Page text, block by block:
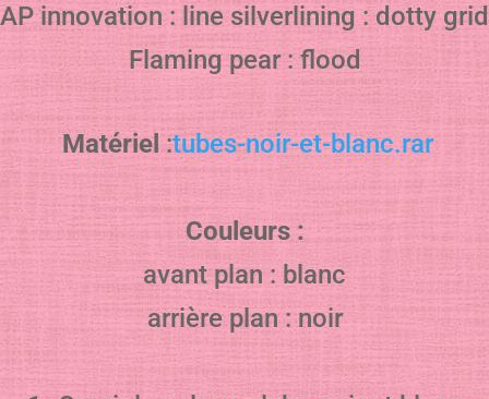
AP innovation : line silverlining : dotty grid
Flaming pear : flood
Matériel:tubes-noir-et-blanc.rar
Couleurs :
avant plan : blanc
arrière plan : noir